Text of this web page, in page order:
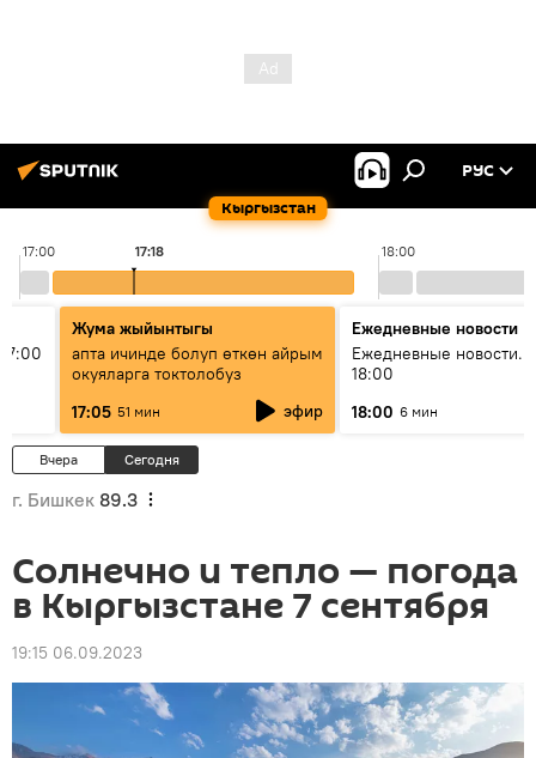
Кыргызстан
РУС
17:00 18:00
17:18
Жума жыйынтыгы
апта ичинде болуп өткөн айрым
окуяларга токтолобуз
17:05 51 мин эфир
Ежедневные новости
Ежедневные новости.
18:00
18:00 6 мин
Вчера Сегодня
г. Бишкек 89.3
Солнечно и тепло — погода
в Кыргызстане 7 сентября
19:15 06.09.2023